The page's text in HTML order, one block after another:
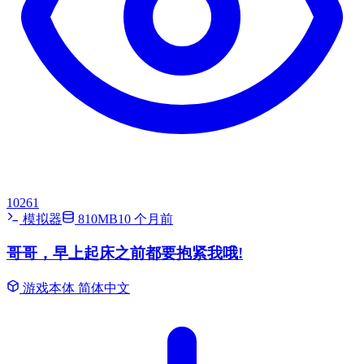
10261
模拟器
810MB10 个月前
哥哥，早上起床之前都要抱紧我哦!
游戏本体 简体中文